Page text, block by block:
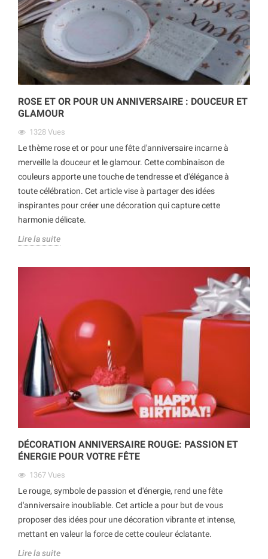
ROSE ET OR POUR UN ANNIVERSAIRE : DOUCEUR ET
GLAMOUR
1328 Vues
Le thème rose et or pour une fête d'anniversaire incarne à
merveille la douceur et le glamour. Cette combinaison de
couleurs apporte une touche de tendresse et d'élégance à
toute célébration. Cet article vise à partager des idées
inspirantes pour créer une décoration qui capture cette
harmonie délicate.
Lire la suite
DÉCORATION ANNIVERSAIRE ROUGE: PASSION ET
ÉNERGIE POUR VOTRE FÊTE
1367 Vues
Le rouge, symbole de passion et d'énergie, rend une fête
d'anniversaire inoubliable. Cet article a pour but de vous
proposer des idées pour une décoration vibrante et intense,
mettant en valeur la force de cette couleur éclatante.
Lire la suite